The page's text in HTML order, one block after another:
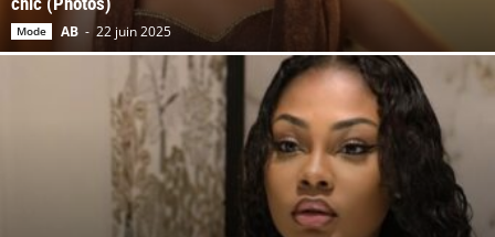
Mode AB - 22 juin 2025